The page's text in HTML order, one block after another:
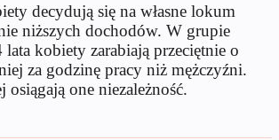
decydują się na własne lokum
niższych dochodów. W grupie
kobiety zarabiają przeciętnie o
za godzinę pracy niż mężczyźni.
one niezależność.